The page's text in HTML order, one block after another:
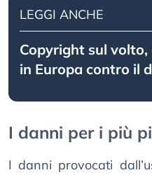
LEGGI ANCHE
Copyright sul
in Europa contro il
I danni per i più
I danni provocati